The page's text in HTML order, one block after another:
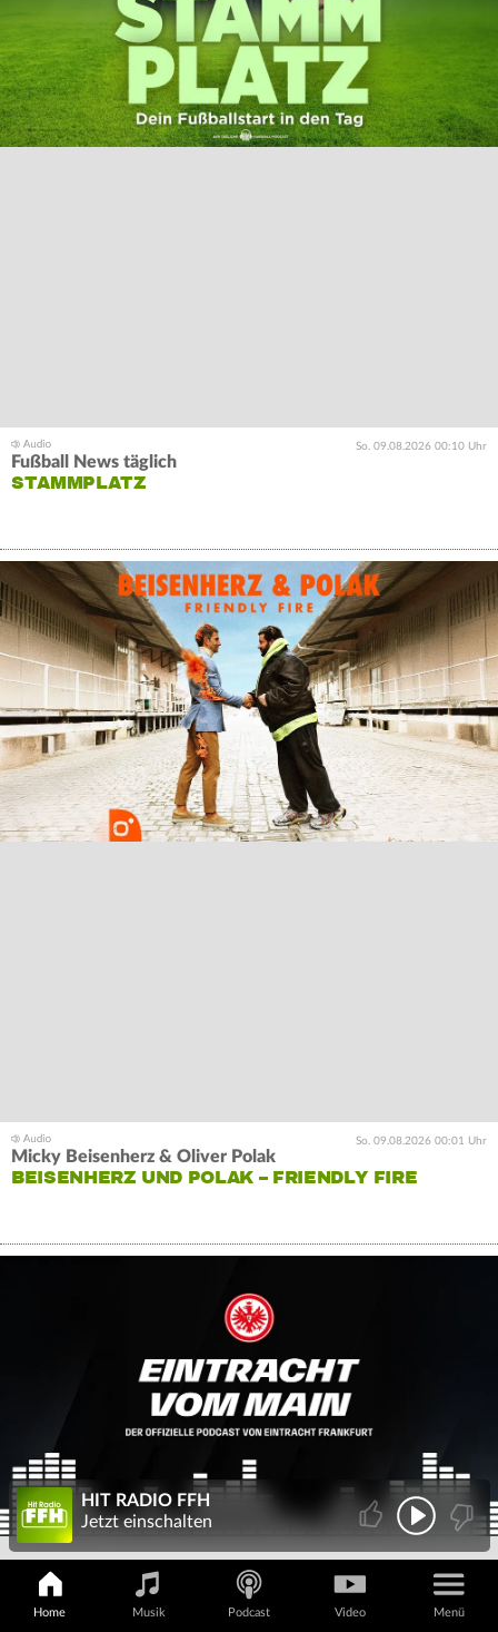
So. 09.08.2026 00:10 Uhr
Fußball News täglich
STAMMPLATZ
So. 09.08.2026 00:01 Uhr
Micky Beisenherz & Oliver Polak
BEISENHERZ UND POLAK – FRIENDLY FIRE
Home Musik Podcast Video Menü
HIT RADIO FFH
Jetzt einschalten